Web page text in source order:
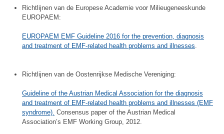
Richtlijnen van de Europese Academie voor Milieugeneeskunde
EUROPAEM:
EUROPAEM EMF Guideline 2016 for the prevention, diagnosis
and treatment of EMF-related health problems and illnesses
Richtlijnen van de Oostenrijkse Medische Vereniging:
Guideline of the Austrian Medical Association for the diagnosis
and treatment of EMF-related health problems and illnesses (EMF
syndrome). Consensus paper of the Austrian Medical
Association’s EMF Working Group, 2012.